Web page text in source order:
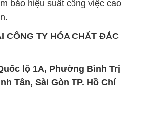
bảo hiệu suất công việc cao
CÔNG TY HÓA CHẤT ĐẮC
lộ 1A, Phường Bình Trị
Tân, Sài Gòn TP. Hồ Chí